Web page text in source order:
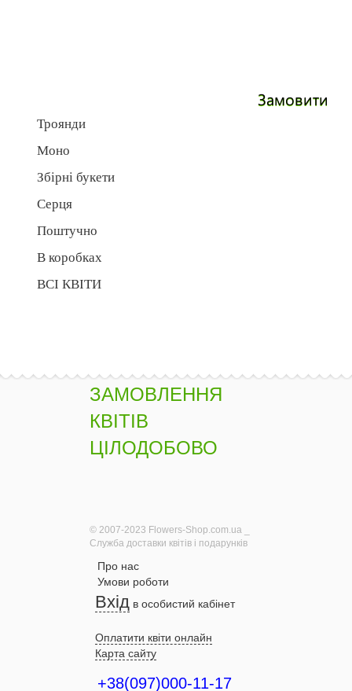
Замовити
Троянди
Моно
Збірні букети
Серця
Поштучно
В коробках
ВСІ КВІТИ
ЗАМОВЛЕННЯ
КВІТІВ
ЦІЛОДОБОВО
© 2007-2023 Flowers-Shop.com.ua _
Служба доставки квітів і подарунків
Про нас
Умови роботи
Вхід в особистий кабінет
Оплатити квіти онлайн
Карта сайту
+38(097)000-11-17